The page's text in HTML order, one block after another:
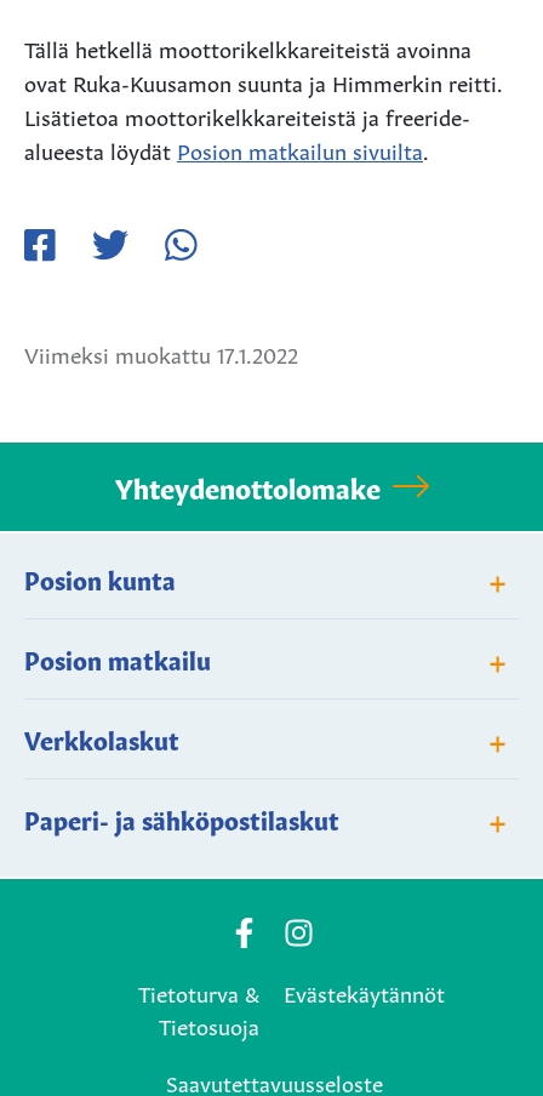
Tällä hetkellä moottorikelkkareiteistä avoinna
ovat Ruka-Kuusamon suunta ja Himmerkin reitti.
Lisätietoa moottorikelkkareiteistä ja freeride-
alueesta löydät Posion matkailun sivuilta
Viimeksi muokattu 17.1.2022
Yhteydenottolomake
Posion kunta +
Posion matkailu +
Verkkolaskut +
Paperi- ja sähköpostilaskut +
Posio
Facebook
page
Posio
Instagram
Tietoturva &
Tietosuoja
Evästekäytännöt
Saavutettavuusseloste